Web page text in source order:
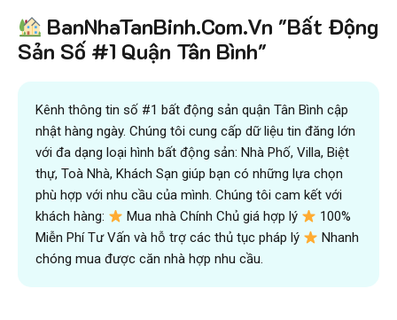
BanNhaTanBinh.Com.Vn "Bất Động
Sản Số #1 Quận Tân Bình"
Kênh thông tin số #1 bất động sản quận Tân Bình cập
nhật hàng ngày. Chúng tôi cung cấp dữ liệu tin đăng lớn
với đa dạng loại hình bất động sản: Nhà Phố, Villa, Biệt
thự, Toà Nhà, Khách Sạn giúp bạn có những lựa chọn
phù hợp với nhu cầu của mình. Chúng tôi cam kết với
khách hàng:
Mua nhà Chính Chủ giá hợp lý
100%
Miễn Phí Tư Vấn và hỗ trợ các thủ tục pháp lý
Nhanh
chóng mua được căn nhà hợp nhu cầu.